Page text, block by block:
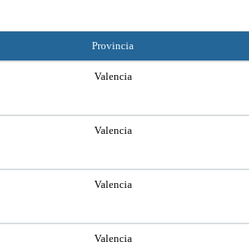
Provincia
Valencia
Valencia
Valencia
Valencia